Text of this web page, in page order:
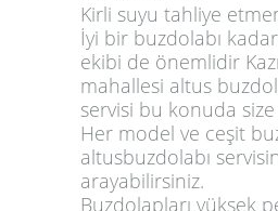
Kirli suyu tahliye
İyi bir buzdolabı
ekibi de önemlidir
mahallesi altus
servisi bu konuda size
Her model ve ceşit
altusbuzdolabı
arayabilirsiniz.
Buzdolapları yüksek